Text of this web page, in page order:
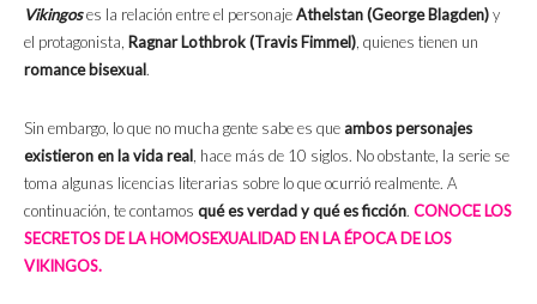
Vikingoses la relación entre el personajeAthelstan (George Blagden)y
el protagonista, Ragnar Lothbrok (Travis Fimmel), quienes tienen un
romance bisexual.
Sin embargo, lo que no mucha gente sabe es que ambos personajes
existieron en la vida real, hace más de 10 siglos. No obstante, la serie se
toma algunas licencias literarias sobre lo que ocurrió realmente. A
continuación, te contamos qué es verdad y qué es ficción. CONOCE LOS
SECRETOS DE LA HOMOSEXUALIDAD EN LA ÉPOCA DE LOS
VIKINGOS.